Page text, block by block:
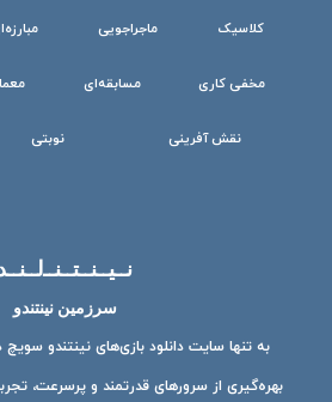
کلاسیک ماجراجویی
مخفی کاری مسابقه‌ای
نقش آفرینی نوبتی
سرزمین نینتندو
به تنها سایت دانلود بازی‌های نینتندو
بهره‌گیری از سرورهای قدرتمند و پرسرعت،